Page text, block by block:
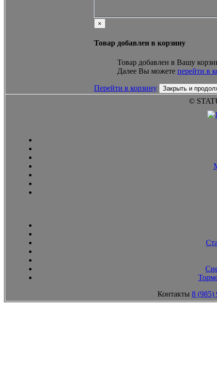
×
Товар добавлен в корзину
Товар добавлен в Вашу
Далее Вы можете перейти в
Перейти в корзину Закрыть и
©
Контакты 8 (985)